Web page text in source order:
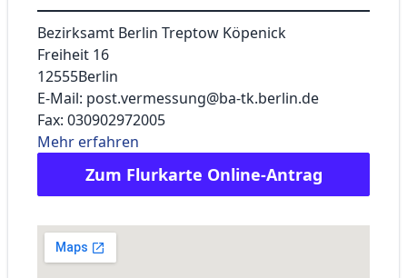
Bezirksamt Berlin Treptow Köpenick
Freiheit 16
12555Berlin
E-Mail: post.vermessung@ba-tk.berlin.de
Fax: 030902972005
Mehr erfahren
Zum Flurkarte Online-Antrag